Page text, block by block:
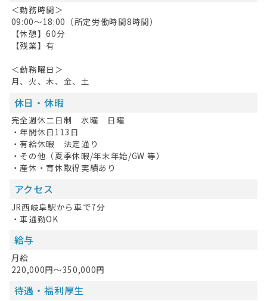
＜勤務時間＞
09:00～18:00（所定労働時間8時間）
【休憩】60分
【残業】有
＜勤務曜日＞
月、火、木、金、土
休日・休暇
完全週休二日制 水曜 日曜
・年間休日113日
・有給休暇 法定通り
・その他（夏季休暇/年末年始/GW 等）
・産休・育休取得実績あり
アクセス
JR西岐阜駅から車で7分
・車通勤OK
給与
月給
220,000円～350,000円
待遇・福利厚生